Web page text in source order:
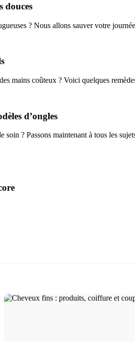
douces
? Nous allons sauver votre
mains coûteux ? Voici quelques
d’ongles
? Passons maintenant à tous les